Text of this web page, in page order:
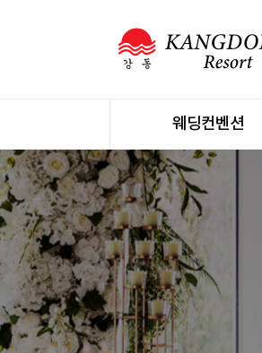
웨딩컨벤션